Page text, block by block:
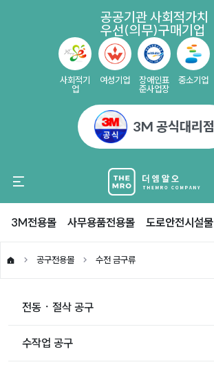
공공기관 사회적가치
우선(의무)구매기업
사회적기
업
여성기업
장애인표
준사업장
중소기업
3M 공식대리점
3M전용몰 사무용품전용몰 도로안전시설물
공구전용몰 수전 금구류
전동ㆍ절삭 공구
수작업 공구